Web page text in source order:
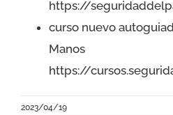
CONTACTO
https://
curso nuevo
Manos
https://
2023/04/19